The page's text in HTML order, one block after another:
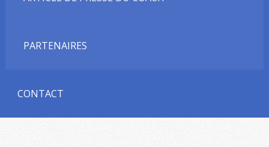
PARTENAIRES
CONTACT